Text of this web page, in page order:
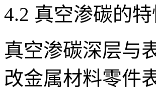
4.2 真空渗碳的特
真空渗碳深层与
改金属材料零件